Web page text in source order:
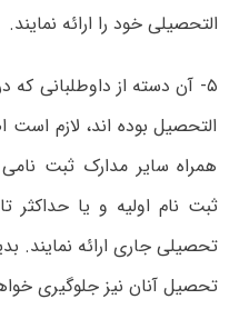
التحصیلی خود را ارائه نمایند.
۵- آن دسته از داوطلبانی که
التحصیل بوده اند، لازم
همراه سایر مدارک ثبت
ثبت نام اولیه و یا
تحصیلی جاری ارائه نمایند.
تحصیل آنان نیز جلوگیری